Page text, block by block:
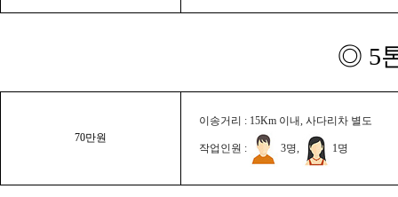
◎ 5
70만원
이송거리 : 15Km 이내, 사다리차 별도
작업인원 : 3명, 1명